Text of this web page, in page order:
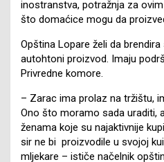
inostranstva, potražnja za
što domaćice mogu da
Opština Lopare želi da
autohtoni proizvod. Imaju
Privredne komore.
– Zarac ima prolaz na tržištu,
Ono što moramo sada uraditi,
ženama koje su najaktivnije
sir ne bi proizvodile u svojoj
mljekare – ističe načelnik